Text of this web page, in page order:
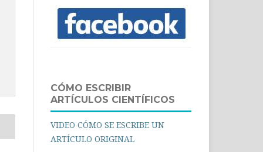
CÓMO ESCRIBIR
ARTÍCULOS CIENTÍFICOS
VIDEO CÓMO SE ESCRIBE UN
ARTÍCULO ORIGINAL